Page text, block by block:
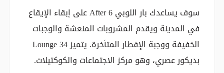
سوف يساعدك بار اللوبي After 6 على إبقاء الإيقاع
في المدينة ويقدم المشروبات المنعشة والوجبات
الخفيفة ووجبة الإفطار المتأخرة. يتميز Lounge 34
بديكور عصري، وهو مركز الاجتماعات والكوكتيلات.